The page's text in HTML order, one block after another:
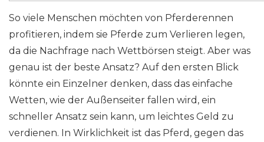
So viele Menschen möchten von Pferderennen
profitieren, indem sie Pferde zum Verlieren legen,
da die Nachfrage nach Wettbörsen steigt. Aber was
genau ist der beste Ansatz? Auf den ersten Blick
könnte ein Einzelner denken, dass das einfache
Wetten, wie der Außenseiter fallen wird, ein
schneller Ansatz sein kann, um leichtes Geld zu
verdienen. In Wirklichkeit ist das Pferd, gegen das